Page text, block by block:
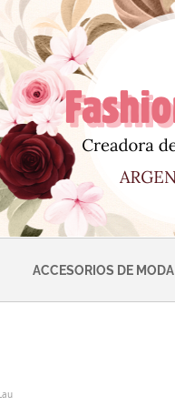
ACCESORIOS DE MODA